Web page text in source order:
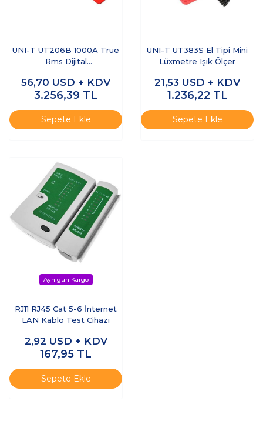
UNI-T UT206B 1000A True
Rms Dijital
56,70 USD + KDV
3.256,39 TL
Sepete Ekle
UNI-T UT383S El Tipi Mini
Lüxmetre Işık Ölçer
21,53 USD + KDV
1.236,22 TL
Sepete Ekle
RJ11 RJ45 Cat 5-6 İnternet
LAN Kablo Test Cihazı
2,92 USD + KDV
167,95 TL
Sepete Ekle